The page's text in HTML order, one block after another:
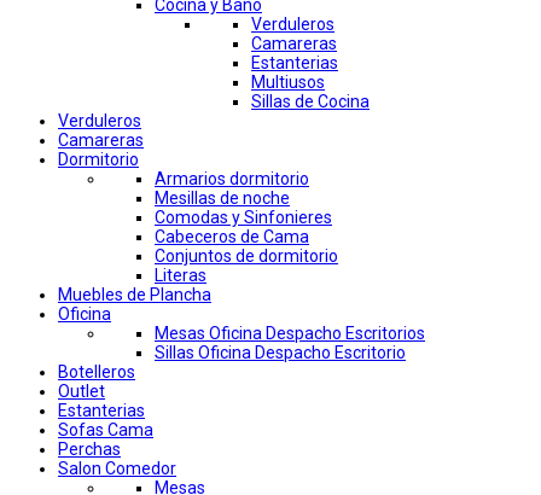
Cocina y Baño
Verduleros
Camareras
Estanterias
Multiusos
Sillas de Cocina
Verduleros
Camareras
Dormitorio
Armarios dormitorio
Mesillas de noche
Comodas y Sinfonieres
Cabeceros de Cama
Conjuntos de dormitorio
Literas
Muebles de Plancha
Oficina
Mesas Oficina Despacho Escritorios
Sillas Oficina Despacho Escritorio
Botelleros
Outlet
Estanterias
Sofas Cama
Perchas
Salon Comedor
Mesas